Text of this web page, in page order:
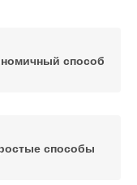
способ
способы